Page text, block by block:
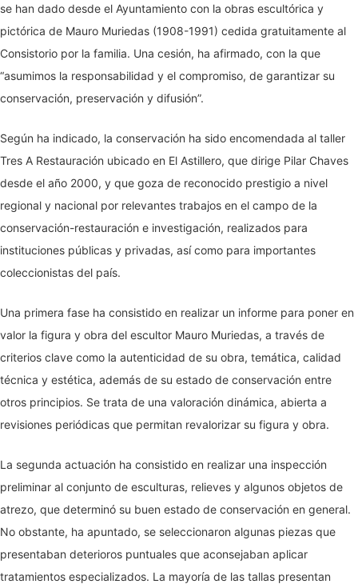
se han dado desde el Ayuntamiento con la obras escultórica y
pictórica de Mauro Muriedas (1908-1991) cedida gratuitamente al
Consistorio por la familia. Una cesión, ha afirmado, con la que
“asumimos la responsabilidad y el compromiso, de garantizar su
conservación, preservación y difusión”.
Según ha indicado, la conservación ha sido encomendada al taller
Tres A Restauración ubicado en El Astillero, que dirige Pilar Chaves
desde el año 2000, y que goza de reconocido prestigio a nivel
regional y nacional por relevantes trabajos en el campo de la
conservación-restauración e investigación, realizados para
instituciones públicas y privadas, así como para importantes
coleccionistas del país.
Una primera fase ha consistido en realizar un informe para poner en
valor la figura y obra del escultor Mauro Muriedas, a través de
criterios clave como la autenticidad de su obra, temática, calidad
técnica y estética, además de su estado de conservación entre
otros principios. Se trata de una valoración dinámica, abierta a
revisiones periódicas que permitan revalorizar su figura y obra.
La segunda actuación ha consistido en realizar una inspección
preliminar al conjunto de esculturas, relieves y algunos objetos de
atrezo, que determinó su buen estado de conservación en general.
No obstante, ha apuntado, se seleccionaron algunas piezas que
presentaban deterioros puntuales que aconsejaban aplicar
tratamientos especializados. La mayoría de las tallas presentan